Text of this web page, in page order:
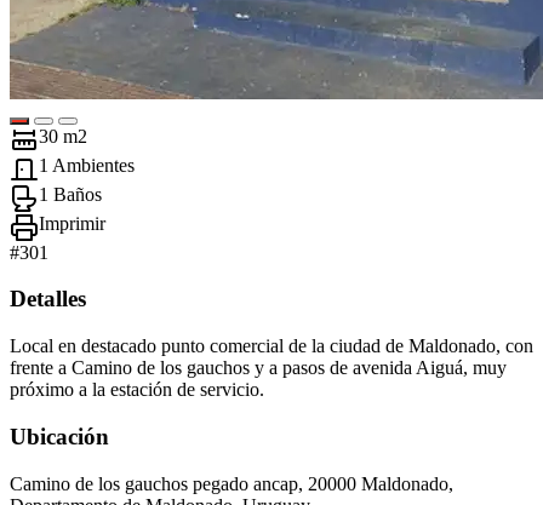
30 m2
1 Ambientes
1 Baños
Imprimir
#301
Detalles
Local en destacado punto comercial de la ciudad de Maldonado, con
frente a Camino de los gauchos y a pasos de avenida Aiguá, muy
próximo a la estación de servicio.
Ubicación
Camino de los gauchos pegado ancap, 20000 Maldonado,